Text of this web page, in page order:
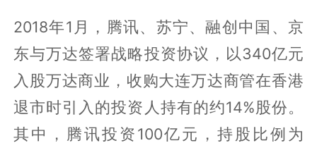
2018年1月，腾讯、苏宁、融创中国、京
东与万达签署战略投资协议，以340亿元
入股万达商业，收购大连万达商管在香港
退市时引入的投资人持有的约14%股份。
其中，腾讯投资100亿元，持股比例为